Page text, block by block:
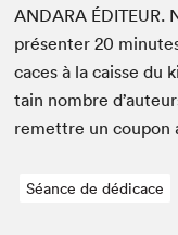
ANDARA ÉDI­TEUR.
présen­ter20
caces à la caisse du
tain nom­bre
remet­tre un coupon
Séance de dédicace